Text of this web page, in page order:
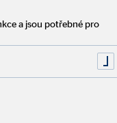
a jsou potřebné pro